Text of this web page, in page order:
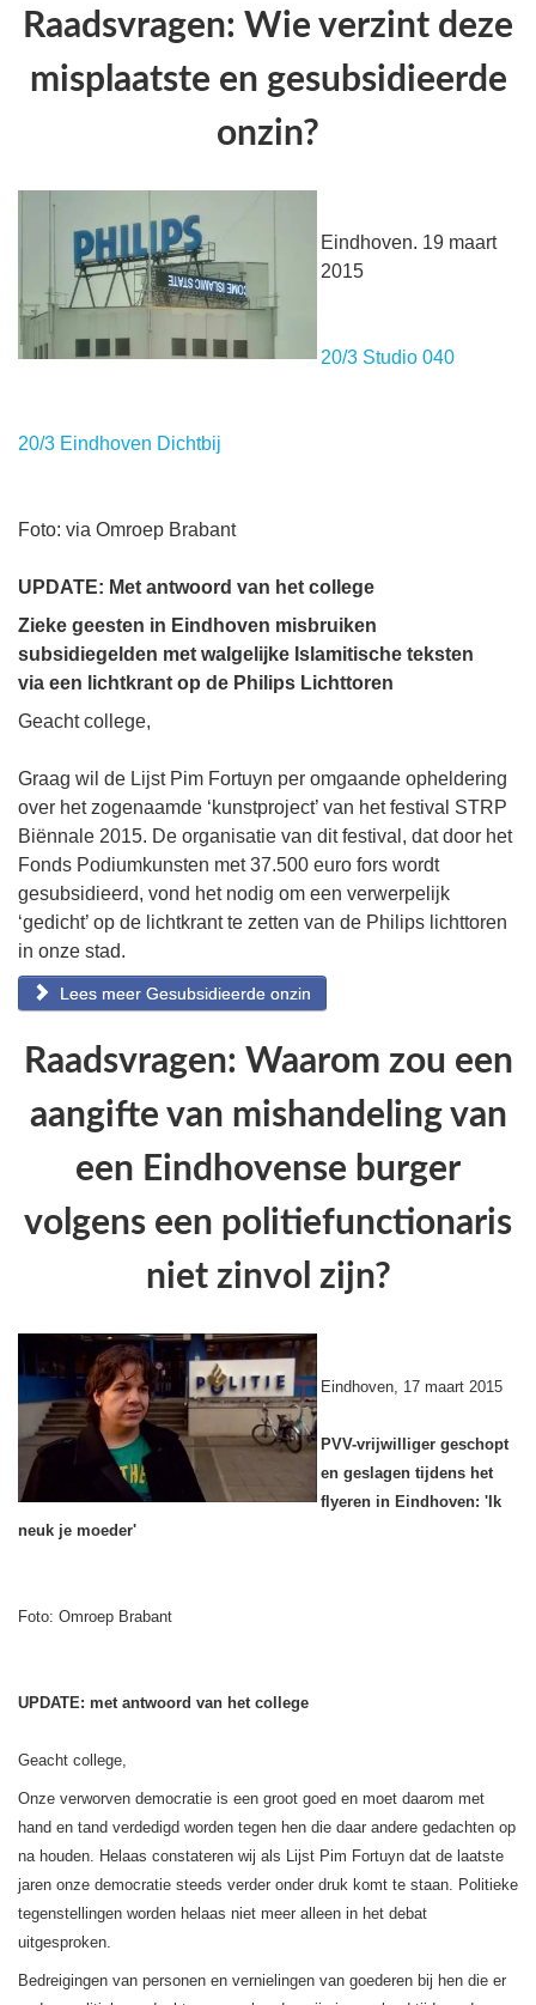
Raadsvragen: Wie verzint deze
misplaatste en gesubsidieerde
onzin?
Eindhoven. 19 maart
2015
20/3 Studio 040
20/3 Eindhoven Dichtbij
Foto: via Omroep Brabant
UPDATE: Met antwoord van het college
Zieke geesten in Eindhoven misbruiken
subsidiegelden met walgelijke Islamitische teksten
via een lichtkrant op de Philips Lichttoren
Geacht college,
Graag wil de Lijst Pim Fortuyn per omgaande opheldering
over het zogenaamde ‘kunstproject’ van het festival STRP
Biënnale 2015. De organisatie van dit festival, dat door het
Fonds Podiumkunsten met 37.500 euro fors wordt
gesubsidieerd, vond het nodig om een verwerpelijk
‘gedicht’ op de lichtkrant te zetten van de Philips lichttoren
in onze stad.
Lees meer Gesubsidieerde onzin
Raadsvragen: Waarom zou een
aangifte van mishandeling van
een Eindhovense burger
volgens een politiefunctionaris
niet zinvol zijn?
Eindhoven, 17 maart 2015
PVV-vrijwilliger geschopt
en geslagen tijdens het
flyeren in Eindhoven: 'Ik
neuk je moeder'
Foto: Omroep Brabant
UPDATE: met antwoord van het college
Geacht college,
Onze verworven democratie is een groot goed en moet daarom met
hand en tand verdedigd worden tegen hen die daar andere gedachten op
na houden. Helaas constateren wij als Lijst Pim Fortuyn dat de laatste
jaren onze democratie steeds verder onder druk komt te staan. Politieke
tegenstellingen worden helaas niet meer alleen in het debat
uitgesproken.
Bedreigingen van personen en vernielingen van goederen bij hen die er